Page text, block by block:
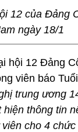
12 của Đảng
ngày 18/1
hội 12 Đảng
viên báo
trung ương
thông tin
cho 4